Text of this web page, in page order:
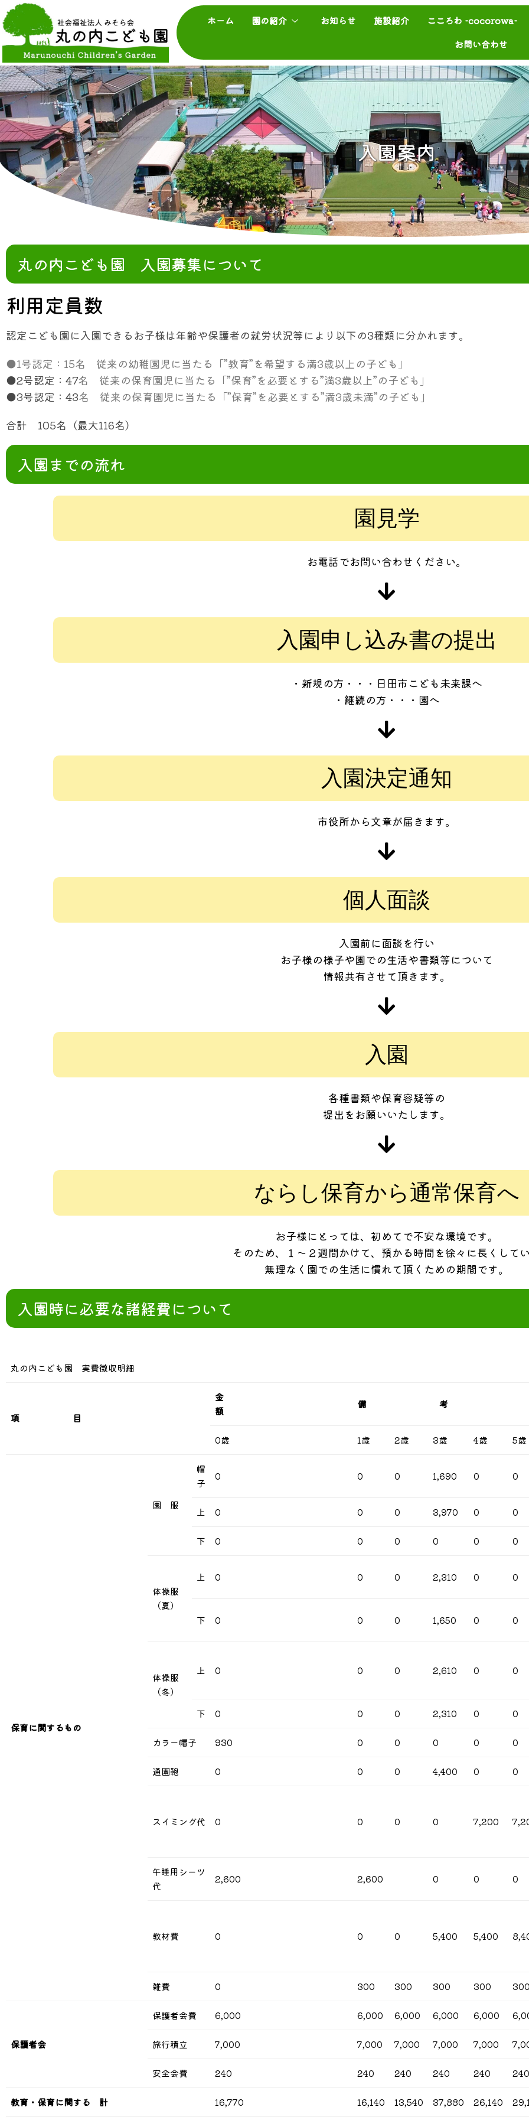
ホーム 園の紹介 お知らせ 施設紹介
こころわ -cocorowa-
お問い合わせ
入園案内
丸の内こども園 入園募集について
利用定員数
認定こども園に入園できるお子様は年齢や保護者の就労状況等により以下の3種類に分かれます。
●1号認定：15名 従来の幼稚園児に当たる「”教育”を希望する満3歳以上の子ども」
●2号認定：47名 従来の保育園児に当たる「”保育”を必要とする”満3歳以上”の子ども」
●3号認定：43名 従来の保育園児に当たる「”保育”を必要とする”満3歳未満”の子ども」
合計 105名（最大116名）
入園までの流れ
園見学
お電話でお問い合わせください。
入園申し込み書の提出
・新規の方・・・日田市こども未来課へ
・継続の方・・・園へ
入園決定通知
市役所から文章が届きます。
個人面談
入園前に面談を行い
お子様の様子や園での生活や書類等について
情報共有させて頂きます。
入園
各種書類や保育容疑等の
提出をお願いいたします。
ならし保育から通常保育へ
お子様にとっては、初めてで不安な環境です。
そのため、１〜２週間かけて、預かる時間を徐々に長くして
無理なく園での生活に慣れて頂くための期間です。
入園時に必要な諸経費について
丸の内こども園 実費徴収明細
項 目
金
額
備 考
0歳 1歳 2歳 3歳 4歳 5歳
保育に関するもの
園 服
帽
子
0 0 0 1,690 0 0
上 0 0 0 3,970 0 0
下 0 0 0 0 0 0
体操服
（夏）
上 0 0 0 2,310 0 0
下 0 0 0 1,650 0 0
体操服
（冬）
上 0 0 0 2,610 0 0
下 0 0 0 2,310 0 0
カラー帽子 930 0 0 0 0 0
通園鞄 0 0 0 4,400 0 0
スイミング代 0 0 0 0 7,200
午睡用シーツ
代
2,600 2,600 0 0 0
教材費 0 0 0 5,400 5,400
雑費 0 300 300 300 300
保護者会
保護者会費 6,000 6,000 6,000 6,000 6,000
旅行積立 7,000 7,000 7,000 7,000 7,000
安全会費 240 240 240 240 240 240
教育・保育に関する 計 16,770 16,140 13,540 37,880 26,140